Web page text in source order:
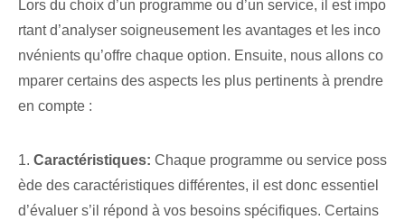
Lors du choix d’un programme ou d’un service, il est impo
rtant d’analyser soigneusement les avantages et les inco
nvénients qu’offre chaque option. Ensuite, nous allons co
mparer certains des aspects les plus pertinents à prendre
en compte :
1. Caractéristiques: Chaque programme ou service poss
ède des caractéristiques différentes, il est donc essentiel
d’évaluer s’il répond à vos besoins spécifiques. Certains